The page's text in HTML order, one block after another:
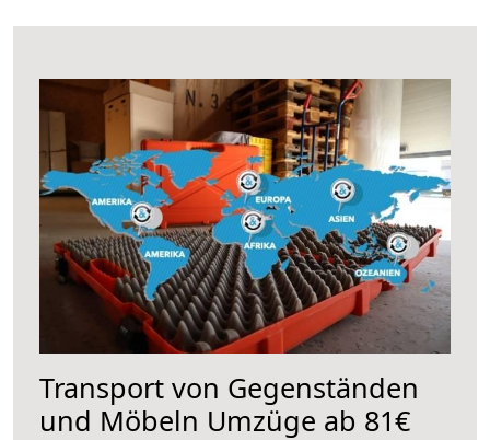
Transport von Gegenständen
und Möbeln Umzüge ab 81€